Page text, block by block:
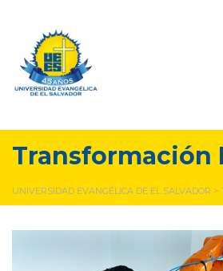
Transformación
UNIVERSIDAD EVANGÉLICA DE EL SALVADOR >